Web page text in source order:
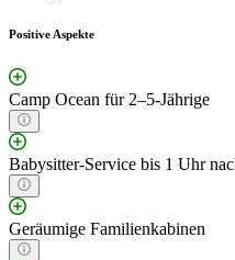
Positive Aspekte
Camp Ocean für 2–5-Jährige
Babysitter-Service bis 1 Uhr
Geräumige Familienkabinen